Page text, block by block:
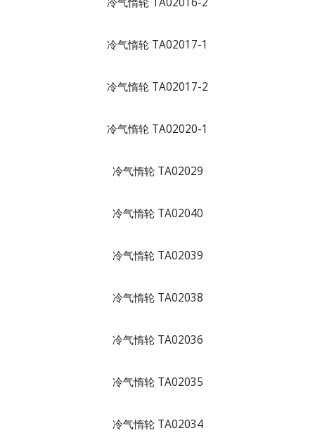
冷气惰轮 TA02017-1
冷气惰轮 TA02017-2
冷气惰轮 TA02020-1
冷气惰轮 TA02029
冷气惰轮 TA02040
冷气惰轮 TA02039
冷气惰轮 TA02038
冷气惰轮 TA02036
冷气惰轮 TA02035
冷气惰轮 TA02034